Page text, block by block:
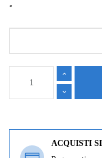
*
ACQUISTI